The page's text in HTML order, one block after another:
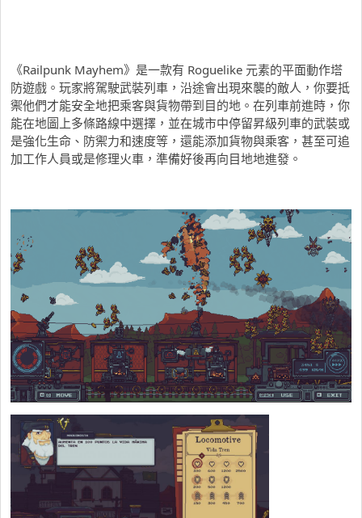
《Railpunk Mayhem》是一款有 Roguelike 元素的平面動作塔
防遊戲。玩家將駕駛武裝列車，沿途會出現來襲的敵人，你要抵
禦他們才能安全地把乘客與貨物帶到目的地。在列車前進時，你
能在地圖上多條路線中選擇，並在城市中停留昇級列車的武裝或
是強化生命、防禦力和速度等，還能添加貨物與乘客，甚至可追
加工作人員或是修理火車，準備好後再向目地地進發。